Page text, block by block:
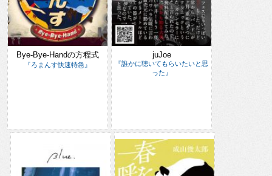
Bye-Bye-Handの方程式
『ろまんす快速特急』
juJoe
『誰かに聴いてもらいたいと思
った』